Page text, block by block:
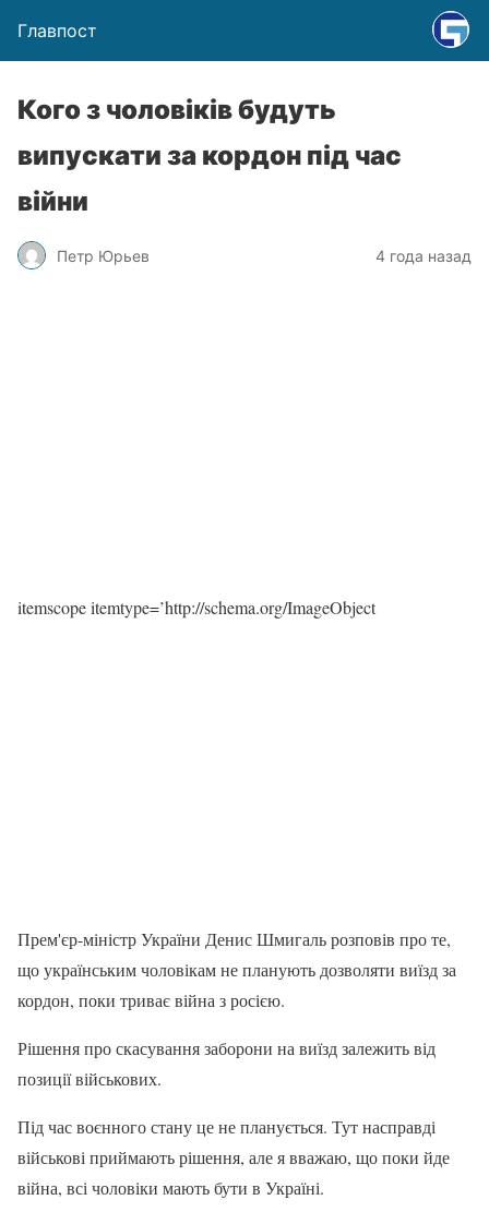
Главпост
Кого з чоловіків будуть
випускати за кордон під час
війни
Петр Юрьев 4 года назад
itemscope itemtype=’http://schema.org/ImageObject
Прем'єр-міністр України Денис Шмигаль розповів про те,
що українським чоловікам не планують дозволяти виїзд за
кордон, поки триває війна з росією.
Рішення про скасування заборони на виїзд залежить від
позиції військових.
Під час воєнного стану це не планується. Тут насправді
військові приймають рішення, але я вважаю, що поки йде
війна, всі чоловіки мають бути в Україні.